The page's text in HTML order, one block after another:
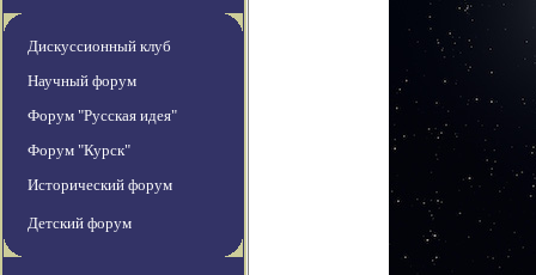
Дискуссионный клуб
Научный форум
Форум "Русская идея"
Форум "Курск"
Исторический форум
Детский форум